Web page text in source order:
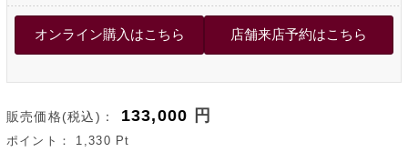
販売価格(税込)： 133,000 円
ポイント： 1,330 Pt